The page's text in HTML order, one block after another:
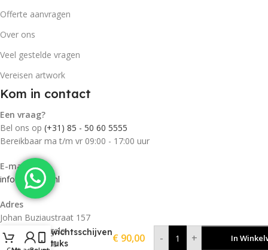
Offerte aanvragen
Over ons
Veel gestelde vragen
Vereisen artwork
Kom in contact
Een vraag?
Bel ons op (+31) 85 - 50 60 5555
Bereikbaar ma t/m vr 09:00 - 17:00 uur
E-mail
info@tentpro.nl
Adres
Johan Buziaustraat 157
7558 LL Hengelo
KvK: 77178300
Gewichtsschijven
2 stuks
€ 90,00 - + In